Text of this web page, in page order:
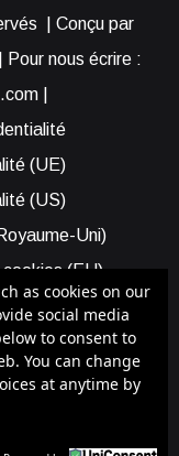
| Conçu par
nous écrire :
|
(UE)
(US)
Uni)
(EU)
Policy (US)
Blois Capitale
as cookies on our
social media
to consent to
You can change
at anytime by